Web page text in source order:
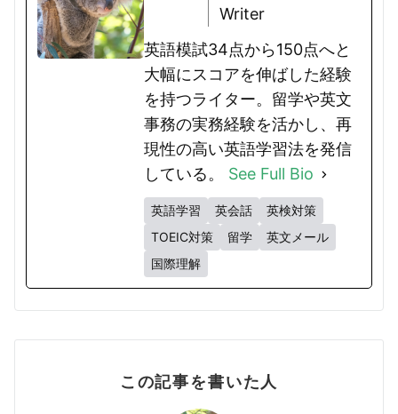
Writer
英語模試34点から150点へと
大幅にスコアを伸ばした経験
を持つライター。留学や英文
事務の実務経験を活かし、再
現性の高い英語学習法を発信
している。 See Full Bio
英語学習 英会話
英検対策
TOEIC対策
留学
英文メール
国際理解
この記事を書いた人